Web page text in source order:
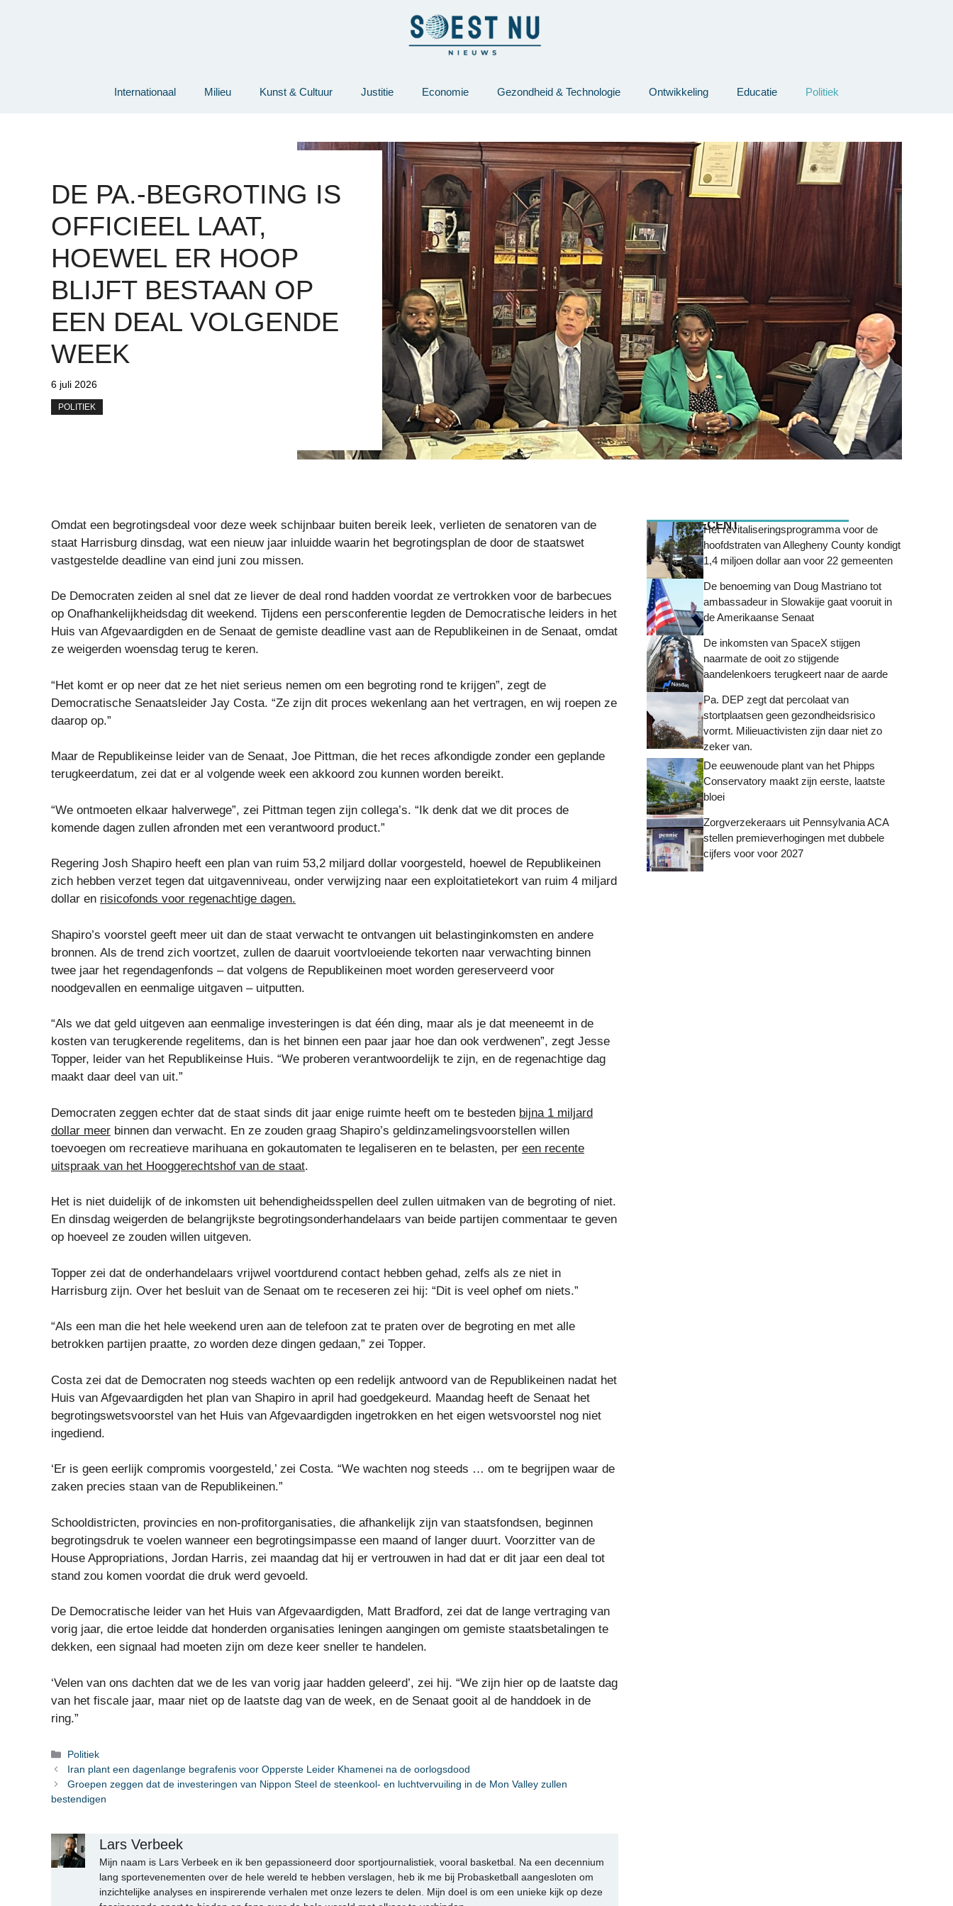
Internationaal Milieu Kunst & Cultuur Justitie Economie Gezondheid & Technologie Ontwikkeling Educatie Politiek
DE PA.-BEGROTING IS
OFFICIEEL LAAT,
HOEWEL ER HOOP
BLIJFT BESTAAN ​​OP
EEN DEAL VOLGENDE
WEEK
6 juli 2026
POLITIEK
Omdat een begrotingsdeal voor deze week schijnbaar buiten bereik leek, verlieten de senatoren van de
staat Harrisburg dinsdag, wat een nieuw jaar inluidde waarin het begrotingsplan de door de staatswet
vastgestelde deadline van eind juni zou missen.
De Democraten zeiden al snel dat ze liever de deal rond hadden voordat ze vertrokken voor de barbecues
op Onafhankelijkheidsdag dit weekend. Tijdens een persconferentie legden de Democratische leiders in het
Huis van Afgevaardigden en de Senaat de gemiste deadline vast aan de Republikeinen in de Senaat, omdat
ze weigerden woensdag terug te keren.
“Het komt er op neer dat ze het niet serieus nemen om een ​​begroting rond te krijgen”, zegt de
Democratische Senaatsleider Jay Costa. “Ze zijn dit proces wekenlang aan het vertragen, en wij roepen ze
daarop op.”
Maar de Republikeinse leider van de Senaat, Joe Pittman, die het reces afkondigde zonder een geplande
terugkeerdatum, zei dat er al volgende week een akkoord zou kunnen worden bereikt.
“We ontmoeten elkaar halverwege”, zei Pittman tegen zijn collega’s. “Ik denk dat we dit proces de
komende dagen zullen afronden met een verantwoord product.”
Regering Josh Shapiro heeft een plan van ruim 53,2 miljard dollar voorgesteld, hoewel de Republikeinen
zich hebben verzet tegen dat uitgavenniveau, onder verwijzing naar een exploitatietekort van ruim 4 miljard
dollar en risicofonds voor regenachtige dagen.
Shapiro’s voorstel geeft meer uit dan de staat verwacht te ontvangen uit belastinginkomsten en andere
bronnen. Als de trend zich voortzet, zullen de daaruit voortvloeiende tekorten naar verwachting binnen
twee jaar het regendagenfonds – dat volgens de Republikeinen moet worden gereserveerd voor
noodgevallen en eenmalige uitgaven – uitputten.
“Als we dat geld uitgeven aan eenmalige investeringen is dat één ding, maar als je dat meeneemt in de
kosten van terugkerende regelitems, dan is het binnen een paar jaar hoe dan ook verdwenen”, zegt Jesse
Topper, leider van het Republikeinse Huis. “We proberen verantwoordelijk te zijn, en de regenachtige dag
maakt daar deel van uit.”
Democraten zeggen echter dat de staat sinds dit jaar enige ruimte heeft om te besteden bijna 1 miljard
dollar meer binnen dan verwacht. En ze zouden graag Shapiro’s geldinzamelingsvoorstellen willen
toevoegen om recreatieve marihuana en gokautomaten te legaliseren en te belasten, per een recente
uitspraak van het Hooggerechtshof van de staat.
Het is niet duidelijk of de inkomsten uit behendigheidsspellen deel zullen uitmaken van de begroting of niet.
En dinsdag weigerden de belangrijkste begrotingsonderhandelaars van beide partijen commentaar te geven
op hoeveel ze zouden willen uitgeven.
Topper zei dat de onderhandelaars vrijwel voortdurend contact hebben gehad, zelfs als ze niet in
Harrisburg zijn. Over het besluit van de Senaat om te receseren zei hij: “Dit is veel ophef om niets.”
“Als een man die het hele weekend uren aan de telefoon zat te praten over de begroting en met alle
betrokken partijen praatte, zo worden deze dingen gedaan,” zei Topper.
Costa zei dat de Democraten nog steeds wachten op een redelijk antwoord van de Republikeinen nadat het
Huis van Afgevaardigden het plan van Shapiro in april had goedgekeurd. Maandag heeft de Senaat het
begrotingswetsvoorstel van het Huis van Afgevaardigden ingetrokken en het eigen wetsvoorstel nog niet
ingediend.
‘Er is geen eerlijk compromis voorgesteld,’ zei Costa. “We wachten nog steeds … om te begrijpen waar de
zaken precies staan ​​van de Republikeinen.”
Schooldistricten, provincies en non-profitorganisaties, die afhankelijk zijn van staatsfondsen, beginnen
begrotingsdruk te voelen wanneer een begrotingsimpasse een maand of langer duurt. Voorzitter van de
House Appropriations, Jordan Harris, zei maandag dat hij er vertrouwen in had dat er dit jaar een deal tot
stand zou komen voordat die druk werd gevoeld.
De Democratische leider van het Huis van Afgevaardigden, Matt Bradford, zei dat de lange vertraging van
vorig jaar, die ertoe leidde dat honderden organisaties leningen aangingen om gemiste staatsbetalingen te
dekken, een signaal had moeten zijn om deze keer sneller te handelen.
‘Velen van ons dachten dat we de les van vorig jaar hadden geleerd’, zei hij. “We zijn hier op de laatste dag
van het fiscale jaar, maar niet op de laatste dag van de week, en de Senaat gooit al de handdoek in de
ring.”
Categorieën
Politiek
Iran plant een dagenlange begrafenis voor Opperste Leider Khamenei na de oorlogsdood
Groepen zeggen dat de investeringen van Nippon Steel de steenkool- en luchtvervuiling in de Mon Valley zullen
bestendigen
Lars Verbeek
Mijn naam is Lars Verbeek en ik ben gepassioneerd door sportjournalistiek, vooral basketbal. Na een decennium
lang sportevenementen over de hele wereld te hebben verslagen, heb ik me bij Probasketball aangesloten om
inzichtelijke analyses en inspirerende verhalen met onze lezers te delen. Mijn doel is om een unieke kijk op deze
MEEST RECENTHet revitaliseringsprogramma voor de
hoofdstraten van Allegheny County kondigt
1,4 miljoen dollar aan voor 22 gemeenten
De benoeming van Doug Mastriano tot
ambassadeur in Slowakije gaat vooruit in
de Amerikaanse Senaat
De inkomsten van SpaceX stijgen
naarmate de ooit zo stijgende
aandelenkoers terugkeert naar de aarde
Pa. DEP zegt dat percolaat van
stortplaatsen geen gezondheidsrisico
vormt. Milieuactivisten zijn daar niet zo
zeker van.
De eeuwenoude plant van het Phipps
Conservatory maakt zijn eerste, laatste
bloei
Zorgverzekeraars uit Pennsylvania ACA
stellen premieverhogingen met dubbele
cijfers voor voor 2027